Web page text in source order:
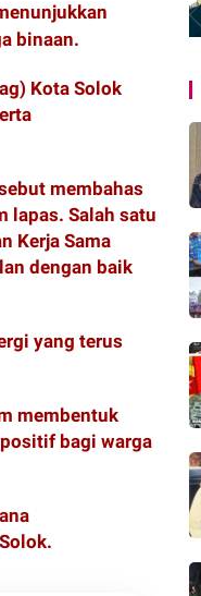
binaan.
Kota Solok
membahas
lapas. Salah satu
Kerja Sama
dengan baik
yang terus
membentuk
bagi warga